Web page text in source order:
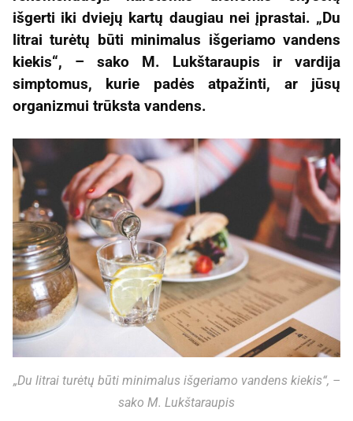
išgerti iki dviejų kartų daugiau nei įprastai. „Du
litrai turėtų būti minimalus išgeriamo vandens
kiekis“, – sako M. Lukštaraupis ir vardija
simptomus, kurie padės atpažinti, ar jūsų
organizmui trūksta vandens.
„Du litrai turėtų būti minimalus išgeriamo vandens kiekis“, –
sako M. Lukštaraupis